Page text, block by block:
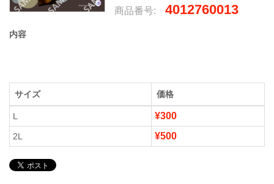
商品番号: 4012760013
内容
サイズ 価格
L ¥300
2L ¥500